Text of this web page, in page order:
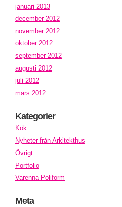
januari 2013
december 2012
november 2012
oktober 2012
september 2012
augusti 2012
juli 2012
mars 2012
Kategorier
Kök
Nyheter från Arkitekthus
Övrigt
Portfolio
Varenna Poliform
Meta